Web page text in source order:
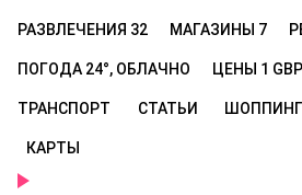
РАЗВЛЕЧЕНИЯ 32 МАГАЗИНЫ 7
ПОГОДА 24°, ОБЛАЧНО ЦЕНЫ 1
ТРАНСПОРТ СТАТЬИ ШОППИНГ
КАРТЫ
